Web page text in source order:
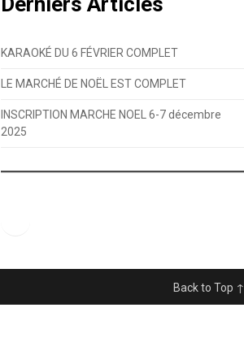
KARAOKÉ DU 6 FÉVRIER COMPLET
LE MARCHÉ DE NOËL EST COMPLET
INSCRIPTION MARCHE NOEL 6-7 décembre
2025
Back to Top ↑